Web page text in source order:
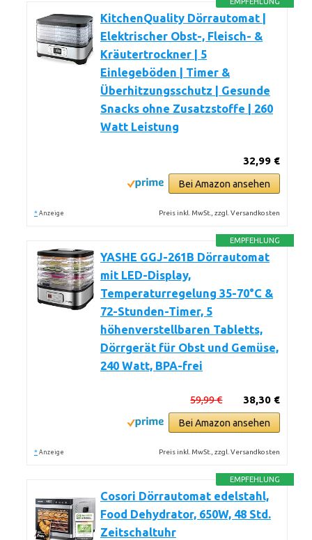
KitchenQuality Dörrautomat |
Elektrischer Obst-, Fleisch- &
Kräutertrockner | 5
Einlegeböden | Timer &
Überhitzungsschutz | Gesunde
Snacks ohne Zusatzstoffe | 260
Watt Leistung
32,99 €
Bei Amazon ansehen
* Anzeige Preis inkl. MwSt., zzgl. Versandkosten
EMPFEHLUNG
YASHE GGJ-261B Dörrautomat
mit LED-Display,
Temperaturregelung 35-70°C &
72-Stunden-Timer, 5
höhenverstellbaren Tabletts,
Dörrgerät für Obst und Gemüse,
240 Watt, BPA-frei
38,30 €
59,99 €
Bei Amazon ansehen
* Anzeige Preis inkl. MwSt., zzgl. Versandkosten
EMPFEHLUNG
Cosori Dörrautomat edelstahl,
Food Dehydrator, 650W, 48 Std.
Zeitschaltuhr